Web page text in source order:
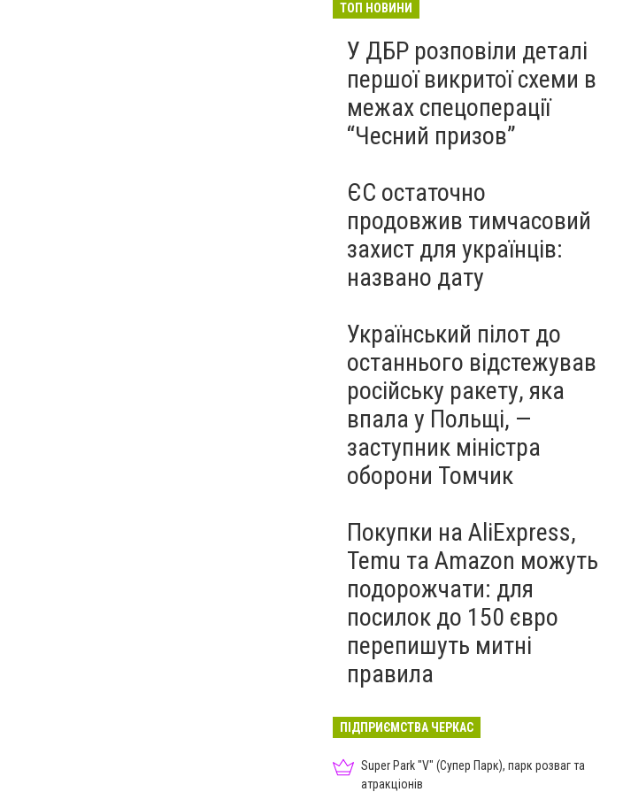
ТОП НОВИНИ
У ДБР розповіли деталі
першої викритої схеми в
межах спецоперації
“Чесний призов”
ЄС остаточно
продовжив тимчасовий
захист для українців:
названо дату
Український пілот до
останнього відстежував
російську ракету, яка
впала у Польщі, —
заступник міністра
оборони Томчик
Покупки на AliExpress,
Temu та Amazon можуть
подорожчати: для
посилок до 150 євро
перепишуть митні
правила
ПІДПРИЄМСТВА ЧЕРКАС
Super Park "V" (Супер Парк), парк розваг та
атракціонів